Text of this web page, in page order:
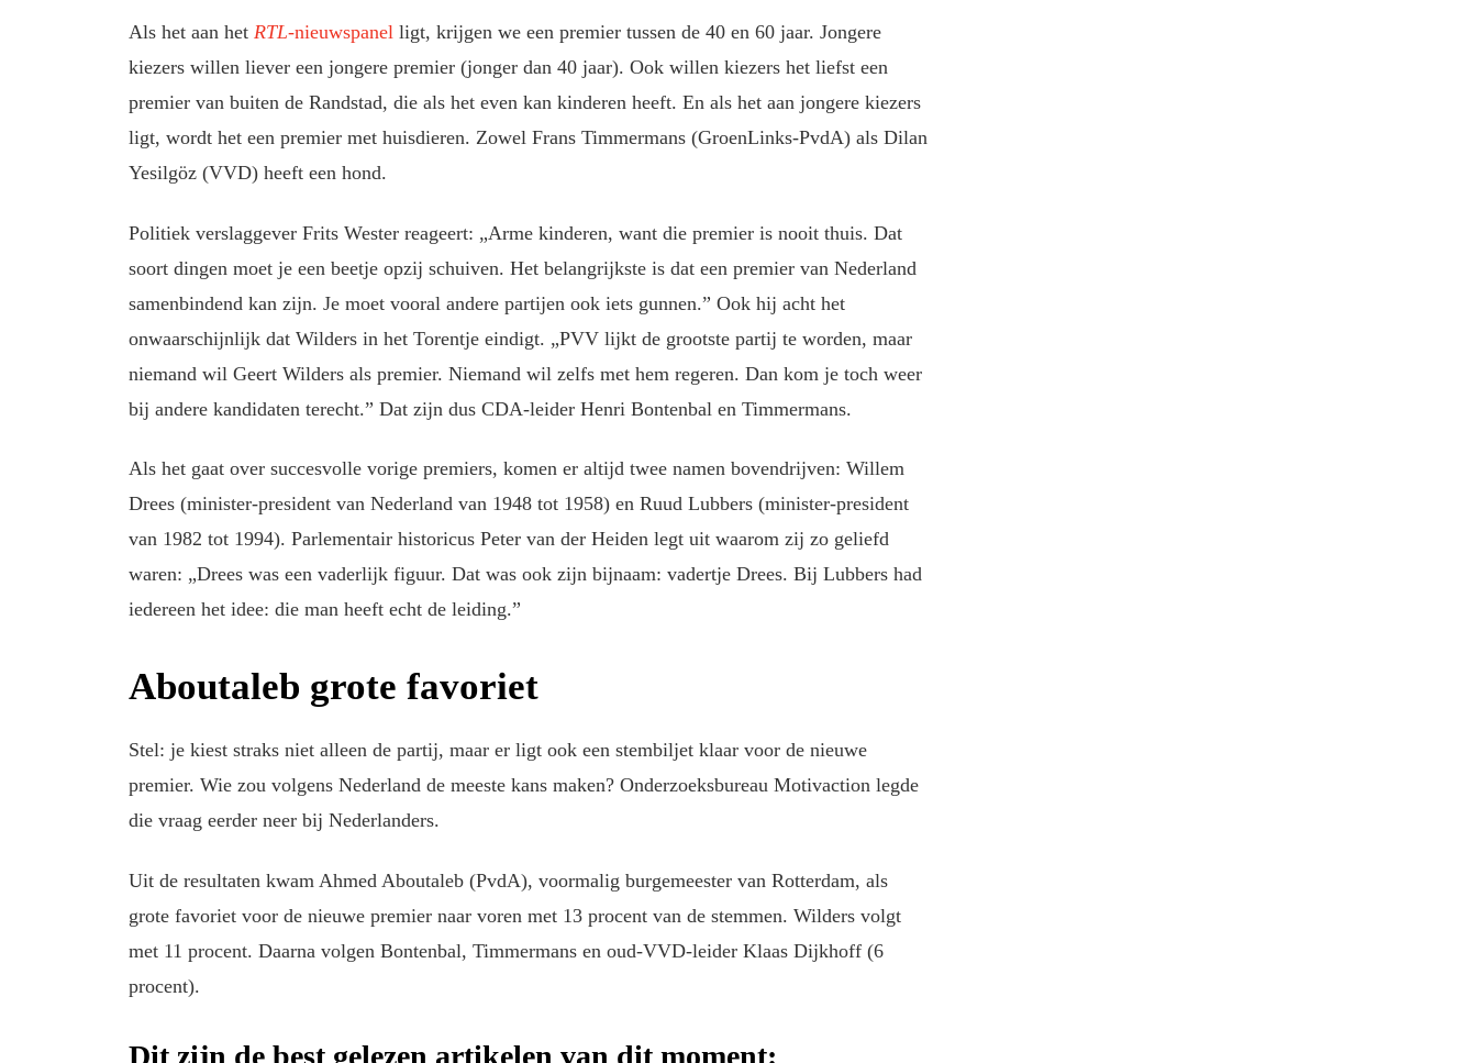
Als het aan het RTL-nieuwspanelligt, krijgen we een premier tussen de 40 en 60 jaar. Jongere
kiezers willen liever een jongere premier (jonger dan 40 jaar). Ook willen kiezers het liefst een
premier van buiten de Randstad, die als het even kan kinderen heeft. En als het aan jongere kiezers
ligt, wordt het een premier met huisdieren. Zowel Frans Timmermans (GroenLinks-PvdA) als Dilan
Yesilgöz (VVD) heeft een hond.
Politiek verslaggever Frits Wester reageert: „Arme kinderen, want die premier is nooit thuis. Dat
soort dingen moet je een beetje opzij schuiven. Het belangrijkste is dat een premier van Nederland
samenbindend kan zijn. Je moet vooral andere partijen ook iets gunnen.” Ook hij acht het
onwaarschijnlijk dat Wilders in het Torentje eindigt. „PVV lijkt de grootste partij te worden, maar
niemand wil Geert Wilders als premier. Niemand wil zelfs met hem regeren. Dan kom je toch weer
bij andere kandidaten terecht.” Dat zijn dus CDA-leider Henri Bontenbal en Timmermans.
Als het gaat over succesvolle vorige premiers, komen er altijd twee namen bovendrijven: Willem
Drees (minister-president van Nederland van 1948 tot 1958) en Ruud Lubbers (minister-president
van 1982 tot 1994). Parlementair historicus Peter van der Heiden legt uit waarom zij zo geliefd
waren: „Drees was een vaderlijk figuur. Dat was ook zijn bijnaam: vadertje Drees. Bij Lubbers had
iedereen het idee: die man heeft echt de leiding.”
Aboutaleb grote favoriet
Stel: je kiest straks niet alleen de partij, maar er ligt ook een stembiljet klaar voor de nieuwe
premier. Wie zou volgens Nederland de meeste kans maken? Onderzoeksbureau Motivaction legde
die vraag eerder neer bij Nederlanders.
Uit de resultaten kwam Ahmed Aboutaleb (PvdA), voormalig burgemeester van Rotterdam, als
grote favoriet voor de nieuwe premier naar voren met 13 procent van de stemmen. Wilders volgt
met 11 procent. Daarna volgen Bontenbal, Timmermans en oud-VVD-leider Klaas Dijkhoff (6
procent).
Dit zijn de best gelezen artikelen van dit moment: